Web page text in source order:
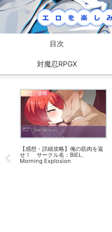
目次
対魔忍RPGX
感想・攻略
【感想・詳細攻略】俺の筋肉を返
せ！ サークル名：BIEL、
Morning Explosion